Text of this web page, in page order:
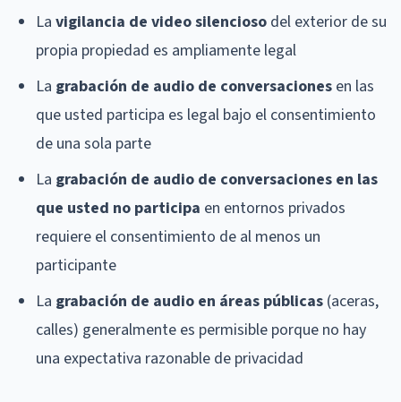
La vigilancia de video silencioso del exterior de su
propia propiedad es ampliamente legal
La grabación de audio de conversaciones en las
que usted participa es legal bajo el consentimiento
de una sola parte
La grabación de audio de conversaciones en las
que usted no participa en entornos privados
requiere el consentimiento de al menos un
participante
La grabación de audio en áreas públicas (aceras,
calles) generalmente es permisible porque no hay
una expectativa razonable de privacidad